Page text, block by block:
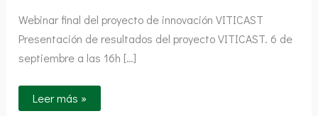
Webinar final del proyecto de innovación VITICAST
Presentación de resultados del proyecto VITICAST. 6 de
septiembre a las 16h […]
Leer más »